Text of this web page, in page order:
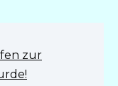
zur